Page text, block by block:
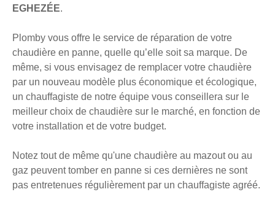
EGHEZÉE.
Plomby vous offre le service de réparation de votre
chaudière en panne, quelle qu’elle soit sa marque. De
même, si vous envisagez de remplacer votre chaudière
par un nouveau modèle plus économique et écologique,
un chauffagiste de notre équipe vous conseillera sur le
meilleur choix de chaudière sur le marché, en fonction de
votre installation et de votre budget.
Notez tout de même qu'une chaudière au mazout ou au
gaz peuvent tomber en panne si ces dernières ne sont
pas entretenues régulièrement par un chauffagiste agréé.